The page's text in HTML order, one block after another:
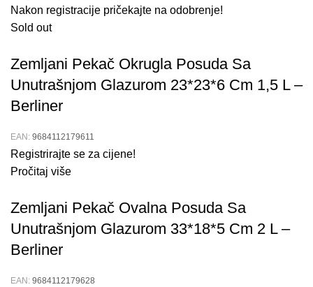
Nakon registracije pričekajte na odobrenje!
Sold out
Zemljani Pekač Okrugla Posuda Sa
Unutrašnjom Glazurom 23*23*6 Cm 1,5 L –
Berliner
EAN: 9684112179611
Registrirajte se za cijene!
Pročitaj više
Zemljani Pekač Ovalna Posuda Sa
Unutrašnjom Glazurom 33*18*5 Cm 2 L –
Berliner
EAN: 9684112179628